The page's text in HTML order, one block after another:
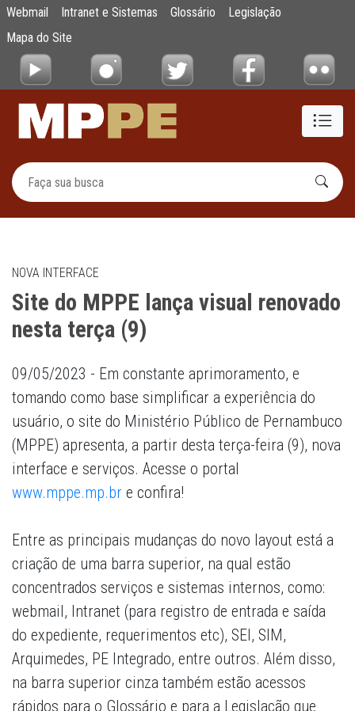
Pular para o Conteúdo principal
Site do MPPE lança visual renovado nesta
Webmail Intranet e Sistemas Glossário
Legislação
Mapa do Site
NOVA INTERFACE
Site do MPPE lança visual renovado
nesta terça (9)
09/05/2023 - Em constante aprimoramento, e
tomando como base simplificar a experiência do
usuário, o site do Ministério Público de Pernambuco
(MPPE) apresenta, a partir desta terça-feira (9), nova
interface e serviços. Acesse o portal
www.mppe.mp.br e confira!
Entre as principais mudanças do novo layout está a
criação de uma barra superior, na qual estão
concentrados serviços e sistemas internos, como:
webmail, Intranet (para registro de entrada e saída
do expediente, requerimentos etc), SEI, SIM,
Arquimedes, PE Integrado, entre outros. Além disso,
na barra superior cinza também estão acessos
rápidos para o Glossário e para a Legislação que